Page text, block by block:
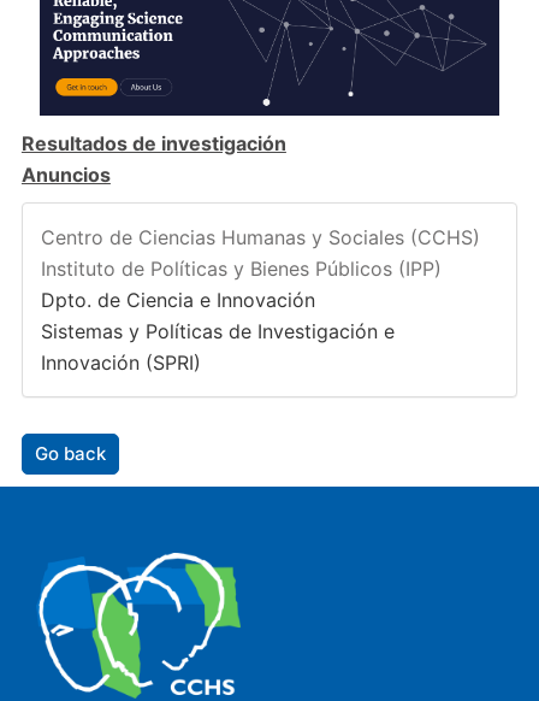
Resultados de investigación
Anuncios
Centro de Ciencias Humanas y Sociales (CCHS)
Instituto de Políticas y Bienes Públicos (IPP)
Dpto. de Ciencia e Innovación
Sistemas y Políticas de Investigación e
Innovación (SPRI)
Go back